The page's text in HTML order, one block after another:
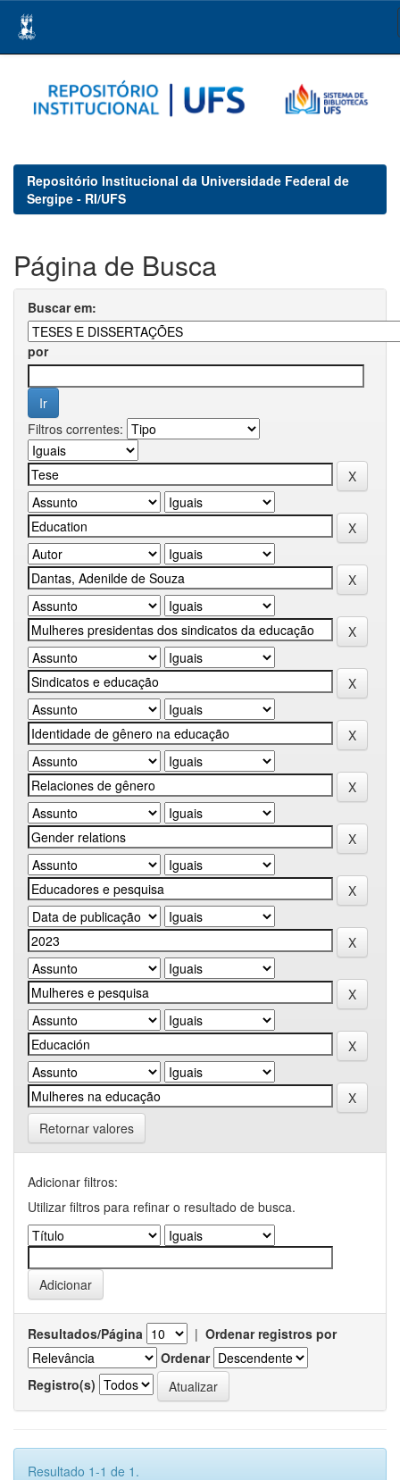
navigation
Repositório Institucional da Universidade Federal de
Sergipe - RI/UFS
Página de Busca
Buscar em:
por
Filtros correntes:
Retornar valores
Adicionar filtros:
Utilizar filtros para refinar o resultado de busca.
Resultados/Página | Ordenar registros por
Ordenar
Registro(s)
Resultado 1-1 de 1.